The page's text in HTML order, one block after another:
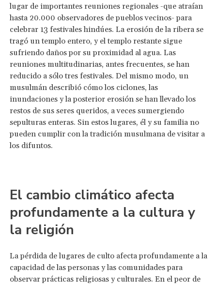
lugar de importantes reuniones regionales -que atraían
hasta 20.000 observadores de pueblos vecinos- para
celebrar 13 festivales hindúes. La erosión de la ribera se
tragó un templo entero, y el templo restante sigue
sufriendo daños por su proximidad al agua. Las
reuniones multitudinarias, antes frecuentes, se han
reducido a sólo tres festivales. Del mismo modo, un
musulmán describió cómo los ciclones, las
inundaciones y la posterior erosión se han llevado los
restos de sus seres queridos, a veces sumergiendo
sepulturas enteras. Sin estos lugares, él y su familia no
pueden cumplir con la tradición musulmana de visitar a
los difuntos.
El cambio climático afecta
profundamente a la cultura y
la religión
La pérdida de lugares de culto afecta profundamente a la
capacidad de las personas y las comunidades para
observar prácticas religiosas y culturales. En el peor de